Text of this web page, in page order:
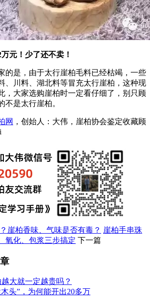
元！少了还不卖！
的是，由于太行崖柏毛料已经枯竭，一些
、川料、湖北料等冒充太行崖柏，这种现
，大家选购崖柏时一定看仔细了，别只顾
不是太行崖柏。
网 ，创始人：大伟，崖柏协会鉴定收藏顾
崖柏香味、气味是否有毒？ 崖柏手串珠
氧化、包浆三步搞定 下一篇
越大就一定越贵吗？
头”，为何能开出20多万